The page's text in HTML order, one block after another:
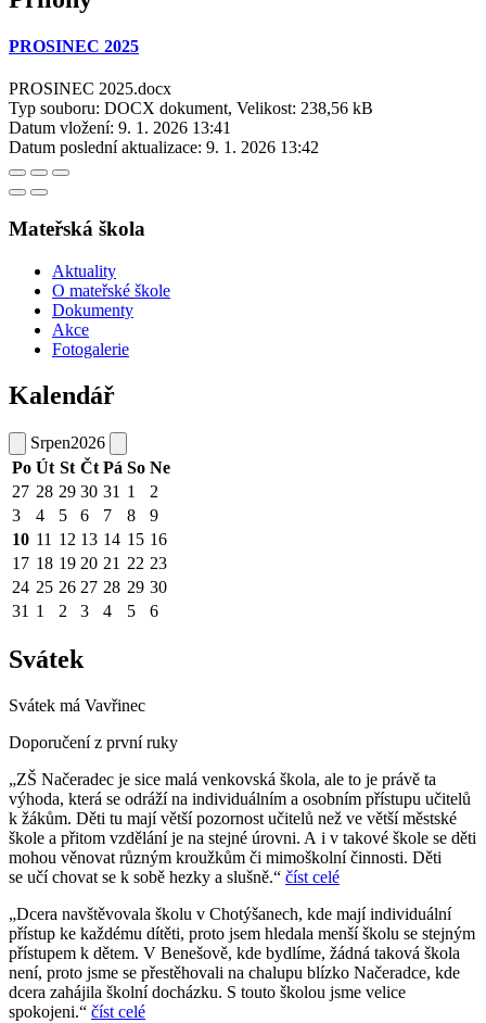
PROSINEC 2025
PROSINEC 2025.docx
Typ souboru: DOCX dokument, Velikost: 238,56 kB
Datum vložení: 9. 1. 2026 13:41
Datum poslední aktualizace: 9. 1. 2026 13:42
Mateřská škola
Aktuality
O mateřské škole
Dokumenty
Akce
Fotogalerie
Kalendář
Srpen2026
Po Út St Čt Pá So Ne
27 28 29 30 31 1
2
3
4 5 6 7 8
9
10 11 12 13 14 15 16
17 18 19 20 21 22 23
24 25 26 27 28 29 30
31 1 2 3 4 5 6
Svátek
Svátek má Vavřinec
Doporučení z první ruky
„ZŠ Načeradec je sice malá venkovská škola, ale to je právě ta
výhoda, která se odráží na individuálním a osobním přístupu učitelů
k žákům. Děti tu mají větší pozornost učitelů než ve větší městské
škole a přitom vzdělání je na stejné úrovni. A i v takové škole se děti
mohou věnovat různým kroužkům či mimoškolní činnosti. Děti
se učí chovat se k sobě hezky a slušně.“ číst celé
„Dcera navštěvovala školu v Chotýšanech, kde mají individuální
přístup ke každému dítěti, proto jsem hledala menší školu se stejným
přístupem k dětem. V Benešově, kde bydlíme, žádná taková škola
není, proto jsme se přestěhovali na chalupu blízko Načeradce, kde
dcera zahájila školní docházku. S touto školou jsme velice
spokojeni.“ číst celé